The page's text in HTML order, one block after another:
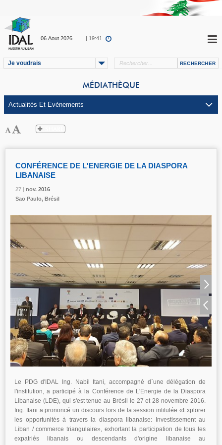
06.Aout.2026 | 19:41
Je voudrais
MÉDIATHÈQUE
27 | nov. 2016
CONFÉRENCE DE L'ENERGIE DE LA DIASPORA
LIBANAISE
27 | nov. 2016
Sao Paulo, Brésil
27 | nov. 2016
27 | nov. 2016
27 | nov. 2016
Le PDG d'IDAL Ing. Nabil Itani, accompagné d`une délégation de
l'institution, a participé à la Conférence de L'Energie de la Diaspora
Libanaise (LDE), qui s'est tenue au Brésil le 27 et 28 novembre 2016.
Ing. Itani a prononcé un discours lors de la session intitulée «Explorer
les opportunités à travers la diaspora libanaise: Investissement au
Liban / commerce triangulaire», exhortant la participation de tous les
expatriés libanais ou descendants d'origine libanaise au